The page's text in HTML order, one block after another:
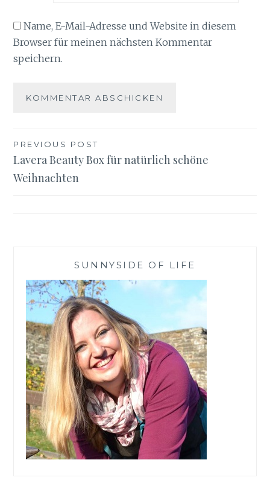
Name, E-Mail-Adresse und Website in diesem
Browser für meinen nächsten Kommentar
speichern.
Beitragsnavigation
PREVIOUS POST
Lavera Beauty Box für natürlich schöne
Weihnachten
SUNNYSIDE OF LIFE